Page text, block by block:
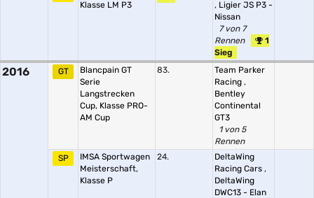
Klasse LM P3
, Ligier JS P3 -
Nissan
7 von 7
Rennen
1
Sieg
2016 GT
Blancpain GT
Serie
Langstrecken
Cup, Klasse PRO-
AM Cup
83.
Team Parker
Racing ,
Bentley
Continental
GT3
1 von 5
Rennen
SP
IMSA Sportwagen
Meisterschaft,
Klasse P
24.
DeltaWing
Racing Cars ,
DeltaWing
DWC13 - Elan